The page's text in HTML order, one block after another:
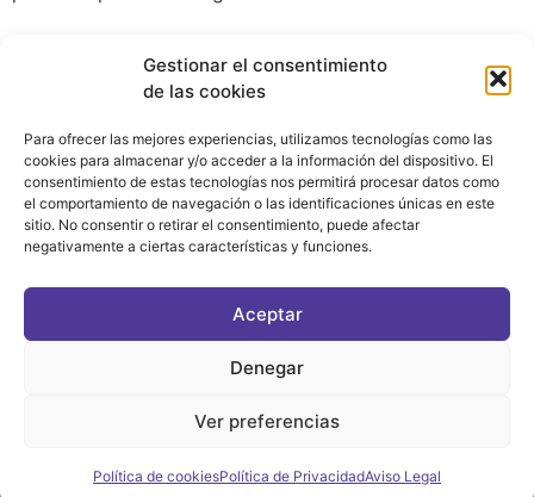
Gestionar el consentimiento
de las cookies
Para ofrecer las mejores experiencias, utilizamos tecnologías como las
cookies para almacenar y/o acceder a la información del dispositivo. El
consentimiento de estas tecnologías nos permitirá procesar datos como
el comportamiento de navegación o las identificaciones únicas en este
sitio. No consentir o retirar el consentimiento, puede afectar
negativamente a ciertas características y funciones.
Aceptar
Denegar
Ver preferencias
Política de cookiesPolítica de PrivacidadAviso Legal
ASOCIATE AL FÓRUM
C/ BRAVO MURILLO, 4 DESPACHO 5. 28015 MADRID
©2021 FORUM POLÍTICA FEMINISTA